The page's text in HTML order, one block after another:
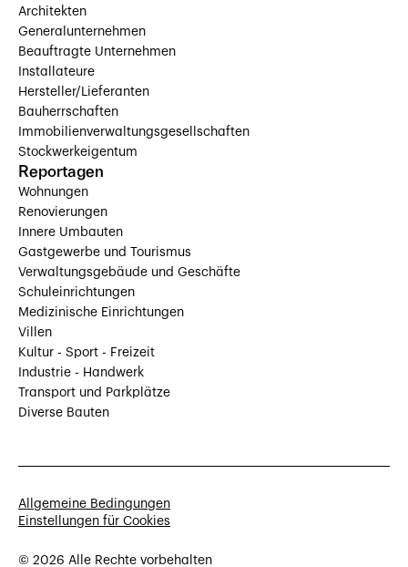
Architekten
Generalunternehmen
Beauftragte Unternehmen
Installateure
Hersteller/Lieferanten
Bauherrschaften
Immobilienverwaltungsgesellschaften
Stockwerkeigentum
Reportagen
Wohnungen
Renovierungen
Innere Umbauten
Gastgewerbe und Tourismus
Verwaltungsgebäude und Geschäfte
Schuleinrichtungen
Medizinische Einrichtungen
Villen
Kultur - Sport - Freizeit
Industrie - Handwerk
Transport und Parkplätze
Diverse Bauten
© 2026 Alle Rechte vorbehalten
Allgemeine Bedingungen
Einstellungen für Cookies